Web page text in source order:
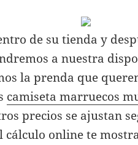
de su tienda y
a nuestra
la prenda que
camiseta marruecos
precios se ajustan
cálculo online te